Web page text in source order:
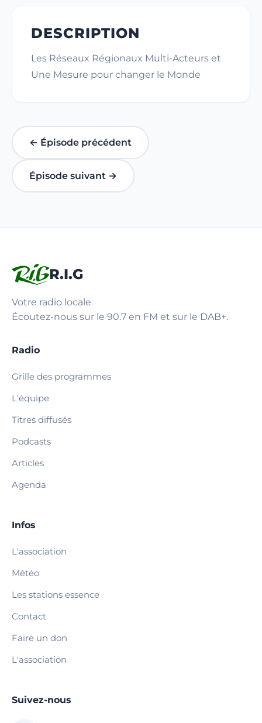
DESCRIPTION
Les Réseaux Régionaux Multi-Acteurs et
Une Mesure pour changer le Monde
← Épisode précédent
Épisode suivant →
R.I.G
Votre radio locale
Écoutez-nous sur le 90.7 en FM et sur le DAB+.
Radio
Grille des programmes
L'équipe
Titres diffusés
Podcasts
Articles
Agenda
Infos
L'association
Météo
Les stations essence
Contact
Faire un don
L'association
Suivez-nous